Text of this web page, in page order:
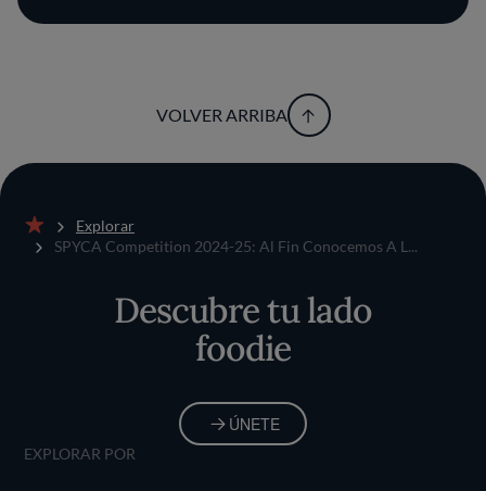
VOLVER ARRIBA
Inicio
Explorar
SPYCA Competition 2024-25: Al Fin Conocemos A L...
Descubre tu lado
foodie
ÚNETE
EXPLORAR POR